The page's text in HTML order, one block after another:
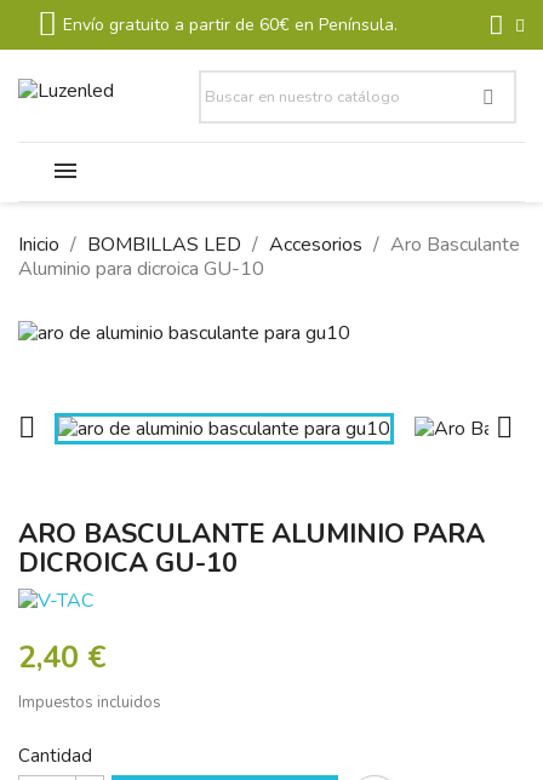
Envío gratuito a partir de 60€ en Península.
Inicio BOMBILLAS LED Accesorios
Aro Basculante
Aluminio para dicroica GU-10
 
ARO BASCULANTE ALUMINIO PARA
DICROICA GU-10
2,40 €
Impuestos incluidos
Cantidad